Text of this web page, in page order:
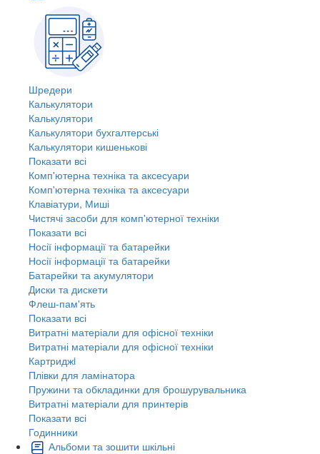
Шредери
Калькулятори
Калькулятори
Калькулятори бухгалтерські
Калькулятори кишенькові
Показати всі
Комп'ютерна техніка та аксесуари
Комп'ютерна техніка та аксесуари
Клавіатури, Миші
Чистячі засоби для комп'ютерної техніки
Показати всі
Носії інформації та батарейки
Носії інформації та батарейки
Батарейки та акумулятори
Диски та дискети
Флеш-пам'ять
Показати всі
Витратні матеріали для офісної техніки
Витратні матеріали для офісної техніки
Картриджi
Плівки для ламінатора
Пружини та обкладинки для брошурувальника
Витратні матеріали для принтерів
Показати всі
Годинники
Альбоми та зошити шкільні